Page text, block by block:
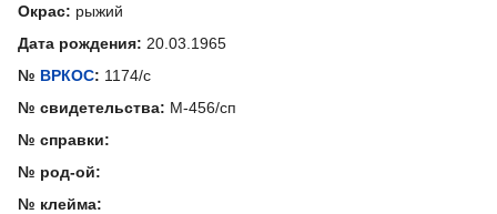
Окрас: рыжий
Дата рождения: 20.03.1965
№ ВРКОС: 1174/с
№ свидетельства: М-456/сп
№ справки:
№ род-ой:
№ клейма: